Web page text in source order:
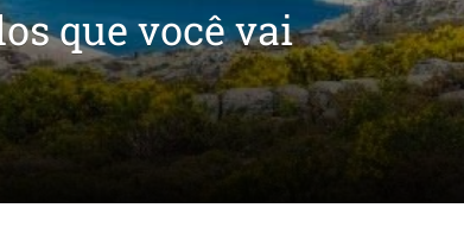
que você vai